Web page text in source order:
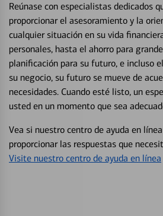
Reúnase con especialistas dedicados
proporcionar el asesoramiento y la
cualquier situación en su vida
personales, hasta el ahorro para
planificación para su futuro, e incluso
su negocio, su futuro se mueve de
necesidades. Cuando esté listo, un
usted en un momento que sea
Vea si nuestro centro de ayuda en
proporcionar las respuestas que
Visite nuestro centro de ayuda en línea